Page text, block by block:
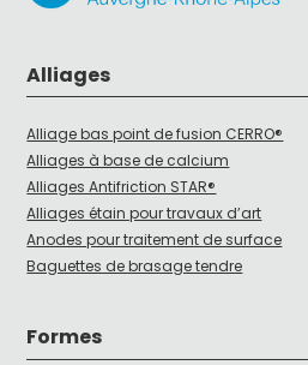
Alliages
Alliage bas point de fusion CERRO®
Alliages à base de calcium
Alliages Antifriction STAR®
Alliages étain pour travaux d’art
Anodes pour traitement de surface
Baguettes de brasage tendre
Formes